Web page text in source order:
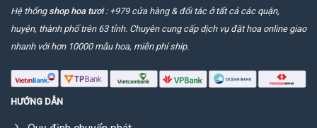
Hệ thống shop hoa tươi: +979 cửa hàng & đối tác ở tất cả các quận,
huyện, thành phố trên 63 tỉnh. Chuyên cung cấp dịch vụ đặt hoa online giao
nhanh với hơn 10000 mẫu hoa, miễn phí ship.
HƯỚNG DẪN